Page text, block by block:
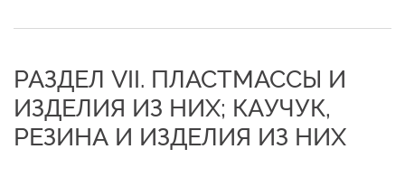
РАЗДЕЛ VII. ПЛАСТМАССЫ И
ИЗДЕЛИЯ ИЗ НИХ; КАУЧУК,
РЕЗИНА И ИЗДЕЛИЯ ИЗ НИХ